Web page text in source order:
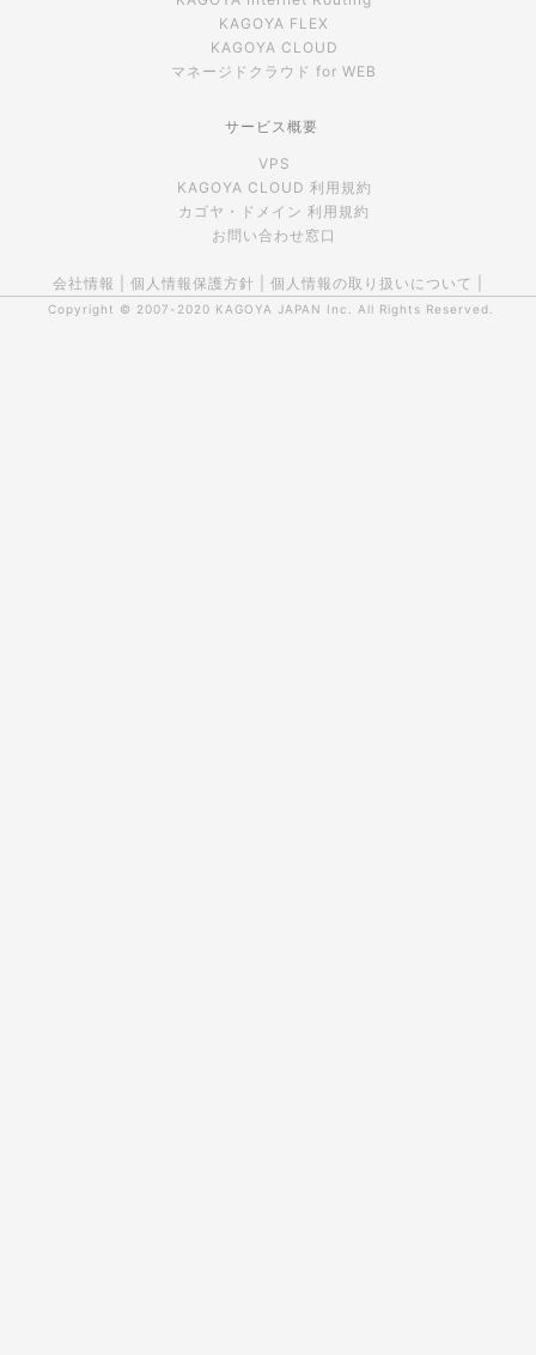
KAGOYA FLEX
KAGOYA CLOUD
マネージドクラウド for WEB
サービス概要
VPS
KAGOYA CLOUD 利用規約
カゴヤ・ドメイン 利用規約
お問い合わせ窓口
会社情報 個人情報保護方針 個人情報の取り扱いについて
Copyright © 2007-2020 KAGOYA JAPAN Inc. All Rights Reserved.